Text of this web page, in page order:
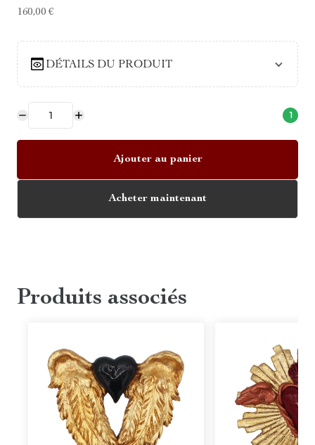
160,00 €
DÉTAILS DU PRODUIT
1
Ajouter au panier
Acheter maintenant
Produits associés